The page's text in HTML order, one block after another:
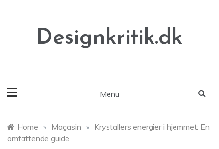
Designkritik.dk
Menu
Home » Magasin » Krystallers energier i hjemmet: En
omfattende guide